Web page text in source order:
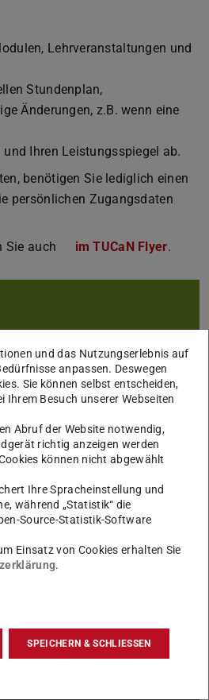
Lehrveranstaltungen und
Stundenplan,
Änderungen, z.B. wenn eine
Ihren Leistungsspiegel ab.
benötigen Sie lediglich einen
persönlichen Zugangsdaten
Sie auch
im TUCaN Flyer(PDF-
(wird
.
Hier gibt es Antworten
der TU.
der TUCaN-Nachrichten
für den Start in das Studium.
und das Nutzungserlebnis auf
anpassen. Deswegen
Sie können selbst entscheiden,
Ihrem Besuch unserer Webseiten
Abruf der Website notwendig,
richtig anzeigen werden
können nicht abgewählt
Ihre Spracheinstellung und
während „Statistik“ die
Source-Statistik-Software
Einsatz von Cookies erhalten Sie
.
SPEICHERN & SCHLIESSEN